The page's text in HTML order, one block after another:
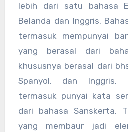
lebih dari satu bahasa
Belanda dan Inggris.
termasuk mempunyai
yang berasal dari
khususnya berasal dari
Spanyol, dan Inggris.
termasuk punyai kata
dari bahasa Sanskerta,
yang membaur jadi